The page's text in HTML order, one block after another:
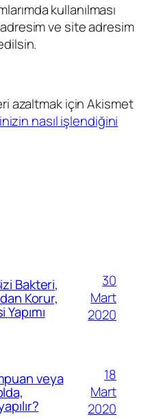
kullanılması
ve site adresim
azaltmak için Akismet
nasıl işlendiğini
Bakteri,
Korur,
30
Mart
2020
veya
18
Mart
2020